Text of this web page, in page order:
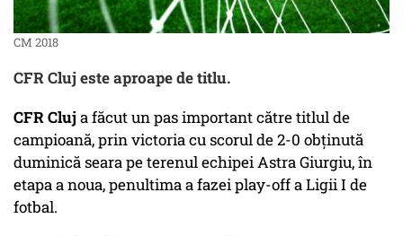
CM 2018
CFR Cluj este aproape de titlu.
CFR Cluj a făcut un pas important către titlul de
campioană, prin victoria cu scorul de 2-0 obţinută
duminică seara pe terenul echipei Astra Giurgiu, în
etapa a noua, penultima a fazei play-off a Ligii I de
fotbal.